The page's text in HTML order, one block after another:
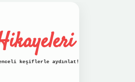
keşiflerle aydınlat!